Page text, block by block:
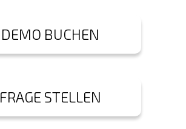
DEMO BUCHEN
FRAGE STELLEN